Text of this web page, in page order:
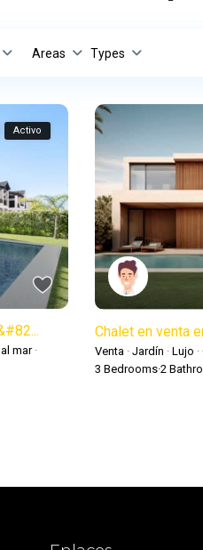
Areas Types
Activo
mar·
Chalet en venta
Venta · Jardín · Lujo ·
3 Bedrooms·2